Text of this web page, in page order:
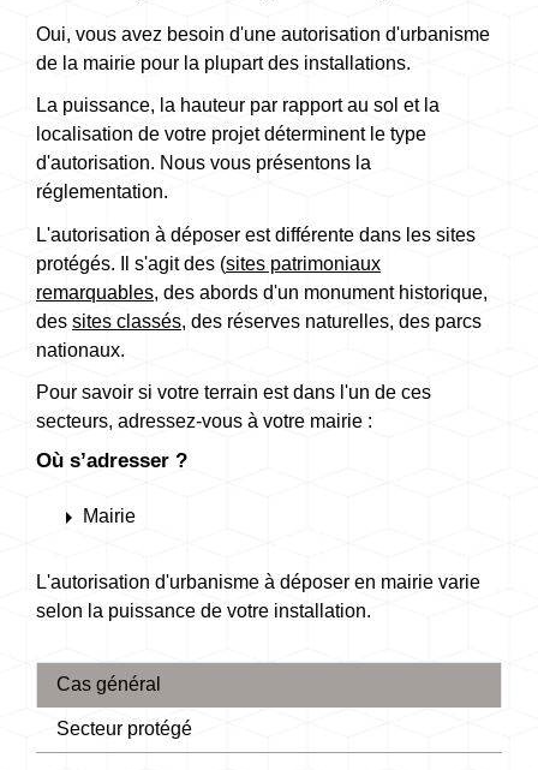
Oui, vous avez besoin d'une autorisation d'urbanisme
de la mairie pour la plupart des installations.
La puissance, la hauteur par rapport au sol et la
localisation de votre projet déterminent le type
d'autorisation. Nous vous présentons la
réglementation.
L'autorisation à déposer est différente dans les sites
protégés. Il s'agit des (sites patrimoniaux
remarquables, des abords d'un monument historique,
des sites classés, des réserves naturelles, des parcs
nationaux.
Pour savoir si votre terrain est dans l'un de ces
secteurs, adressez-vous à votre mairie :
Où s’adresser ?
arrow_right Mairie
L'autorisation d'urbanisme à déposer en mairie varie
selon la puissance de votre installation.
Cas général
Secteur protégé